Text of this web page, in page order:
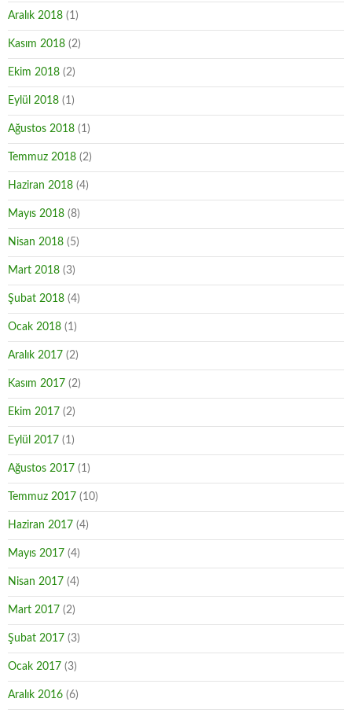
Aralık 2018 (1)
Kasım 2018 (2)
Ekim 2018 (2)
Eylül 2018 (1)
Ağustos 2018 (1)
Temmuz 2018 (2)
Haziran 2018 (4)
Mayıs 2018 (8)
Nisan 2018 (5)
Mart 2018 (3)
Şubat 2018 (4)
Ocak 2018 (1)
Aralık 2017 (2)
Kasım 2017 (2)
Ekim 2017 (2)
Eylül 2017 (1)
Ağustos 2017 (1)
Temmuz 2017 (10)
Haziran 2017 (4)
Mayıs 2017 (4)
Nisan 2017 (4)
Mart 2017 (2)
Şubat 2017 (3)
Ocak 2017 (3)
Aralık 2016 (6)